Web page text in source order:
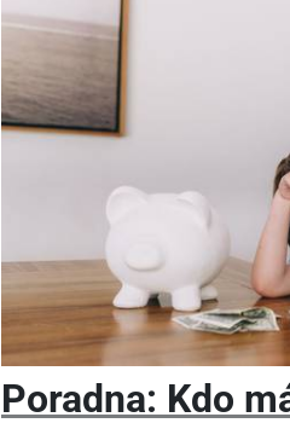
Poradna: Kdo